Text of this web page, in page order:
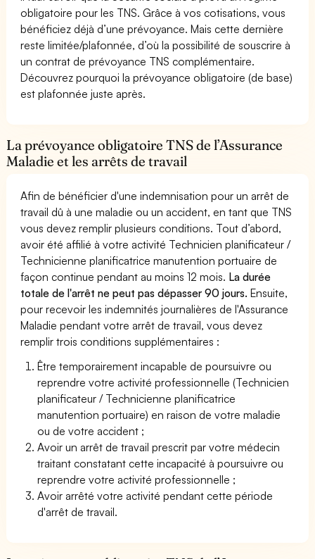
obligatoire pour les TNS. Grâce à vos cotisations, vous
bénéficiez déjà d’une prévoyance. Mais cette dernière
reste limitée/plafonnée, d’où la possibilité de souscrire à
un contrat de prévoyance TNS complémentaire.
Découvrez pourquoi la prévoyance obligatoire (de base)
est plafonnée juste après.
La prévoyance obligatoire TNS de l’Assurance
Maladie et les arrêts de travail
Afin de bénéficier d'une indemnisation pour un arrêt de
travail dû à une maladie ou un accident, en tant que TNS
vous devez remplir plusieurs conditions. Tout d’abord,
avoir été affilié à votre activité Technicien planificateur /
Technicienne planificatrice manutention portuaire de
façon continue pendant au moins 12 mois. La durée
totale de l'arrêt ne peut pas dépasser 90 jours. Ensuite,
pour recevoir les indemnités journalières de l'Assurance
Maladie pendant votre arrêt de travail, vous devez
remplir trois conditions supplémentaires :
Être temporairement incapable de poursuivre ou
reprendre votre activité professionnelle (Technicien
planificateur / Technicienne planificatrice
manutention portuaire) en raison de votre maladie
ou de votre accident ;
Avoir un arrêt de travail prescrit par votre médecin
traitant constatant cette incapacité à poursuivre ou
reprendre votre activité professionnelle ;
Avoir arrêté votre activité pendant cette période
d'arrêt de travail.